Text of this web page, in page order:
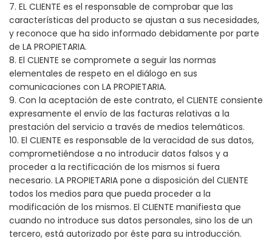
7. EL CLIENTE es el responsable de comprobar que las
características del producto se ajustan a sus necesidades,
y reconoce que ha sido informado debidamente por parte
de LA PROPIETARIA.
8. El CLIENTE se compromete a seguir las normas
elementales de respeto en el diálogo en sus
comunicaciones con LA PROPIETARIA.
9. Con la aceptación de este contrato, el CLIENTE consiente
expresamente el envío de las facturas relativas a la
prestación del servicio a través de medios telemáticos.
10. El CLIENTE es responsable de la veracidad de sus datos,
comprometiéndose a no introducir datos falsos y a
proceder a la rectificación de los mismos si fuera
necesario. LA PROPIETARIA pone a disposición del CLIENTE
todos los medios para que pueda proceder a la
modificación de los mismos. El CLIENTE manifiesta que
cuando no introduce sus datos personales, sino los de un
tercero, está autorizado por éste para su introducción.